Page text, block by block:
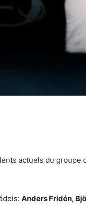
actuels du groupe
Anders Fridén,